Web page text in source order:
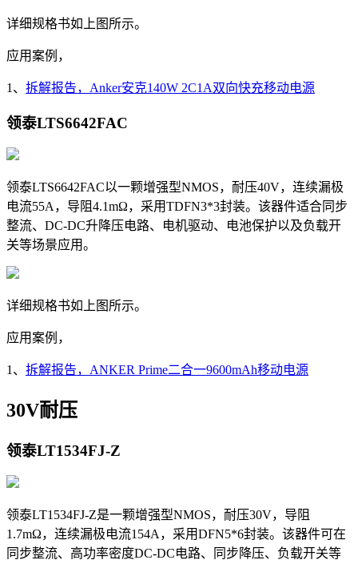
详细规格书如上图所示。
应用案例，
1、 拆解报告，Anker安克140W 2C1A双向快充移动电源
领泰LTS6642FAC
领泰LTS6642FAC以一颗增强型NMOS，耐压40V，连续漏极
电流55A，导阻4.1mΩ，采用TDFN3*3封装。该器件适合同步
整流、DC-DC升降压电路、电机驱动、电池保护以及负载开
关等场景应用。
详细规格书如上图所示。
应用案例，
1、 拆解报告，ANKER Prime二合一9600mAh移动电源
30V耐压
领泰LT1534FJ-Z
领泰LT1534FJ-Z是一颗增强型NMOS，耐压30V，导阻
1.7mΩ，连续漏极电流154A，采用DFN5*6封装。该器件可在
同步整流、高功率密度DC-DC电路、同步降压、负载开关等